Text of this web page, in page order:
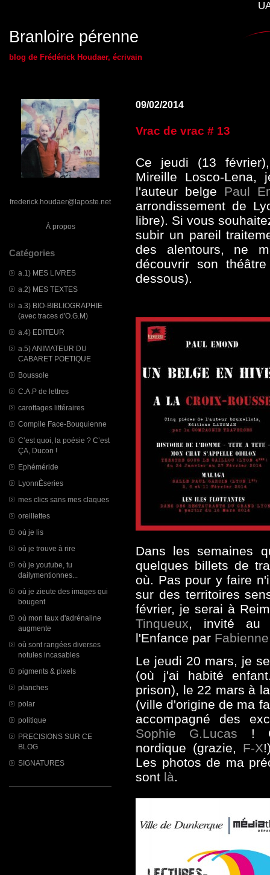
Branloire pérenne
blog de Frédérick Houdaer, écrivain
frederick.houdaer@laposte.net
À propos
Catégories
a.1) MES LIVRES
a.2) MES TEXTES
a.3) BIO-BIBLIOGRAPHIE
(avec traces d'O.G.M)
a.4) EDITEUR
a.5) ANIMATEUR DU
CABARET POETIQUE
Boussole
C.A.P de lettres
carottages littéraires
Compile Face-Bouquienne
C’est quoi, la poésie ? C’est
ÇA, Ducon !
Ephéméride
LyonnÈseries
mes clics sans mes claques
oreillettes
où je lis
où je trouve à rire
où je youtube, tu
dailymentionnes...
où je zieute des images qui
bougent
où mon taux d'adrénaline
augmente
où sont rangées diverses
notules incasables
pigments & pixels
planches
polar
politique
PRECISIONS SUR CE
BLOG
SIGNATURES
09/02/2014
Vrac de vrac # 13
Ce jeudi (13
Mireille Losco-Lena,
l'auteur belge Paul
arrondissement de
libre). Si vous
subir un pareil
des alentours, ne
découvrir son
dessous).
Dans les semaines
quelques billets de
où. Pas pour y faire
sur des territoires
février, je serai à
Tinqueux, invité au
l'Enfance par
Le jeudi 20 mars, je
(où j'ai habité
prison), le 22 mars à
(ville d'origine de ma
accompagné des
Sophie G.Lucas !
nordique (grazie, F-X
Les photos de ma
sont là.